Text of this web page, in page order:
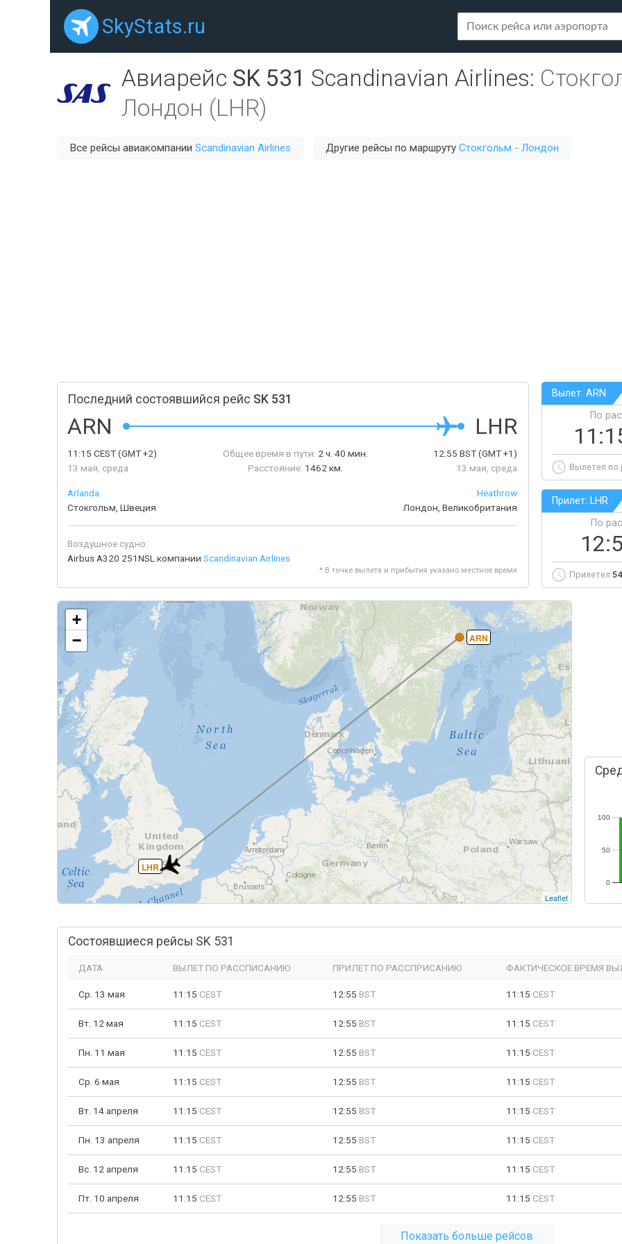
SkyStats.ru
Авиарейс SK 531 Scandinavian Airlines:
Лондон (LHR)
Все рейсы авиакомпании Scandinavian Airlines Другие рейсы по маршруту Стокгольм - Лондон
Последний состоявшийся рейс SK 531
ARN LHR
11:15 CEST(GMT +2)
13 мая, среда
Общее время в пути: 2 ч. 40 мин.
Расстояние: 1462 км.
12:55 BST(GMT +1)
13 мая, среда
Arlanda
Стокгольм, Швеция
Heathrow
Лондон, Великобритания
Воздушное судно:
Airbus A320 251NSL компании Scandinavian Airlines
* В точке вылета и прибытия указано местное время
Вылет: ARN
По
Вылетел по
Прилет: LHR
По
Прилетел
ARN
LHR
+
−
Leaflet
0
50
100
Состоявшиеся рейсы SK 531
ДАТА ВЫЛЕТ ПО РАССПИСАНИЮ ПРИЛЕТ ПО РАССПРИСАНИЮ ФАКТИЧЕСКОЕ ВРЕМЯ
Ср. 13 мая 11:15 CEST 12:55 BST 11:15 CEST
Вт. 12 мая 11:15 CEST 12:55 BST 11:15 CEST
Пн. 11 мая 11:15 CEST 12:55 BST 11:15 CEST
Ср. 6 мая 11:15 CEST 12:55 BST 11:15 CEST
Вт. 14 апреля 11:15 CEST 12:55 BST 11:15 CEST
Пн. 13 апреля 11:15 CEST 12:55 BST 11:15 CEST
Вс. 12 апреля 11:15 CEST 12:55 BST 11:15 CEST
Пт. 10 апреля 11:15 CEST 12:55 BST 11:15 CEST
Показать больше рейсов